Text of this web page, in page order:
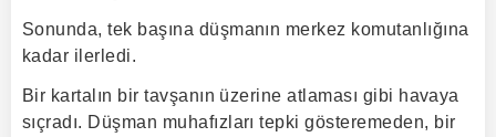
Sonunda, tek başına düşmanın merkez komutanlığına
kadar ilerledi.
Bir kartalın bir tavşanın üzerine atlaması gibi havaya
sıçradı. Düşman muhafızları tepki gösteremeden, bir